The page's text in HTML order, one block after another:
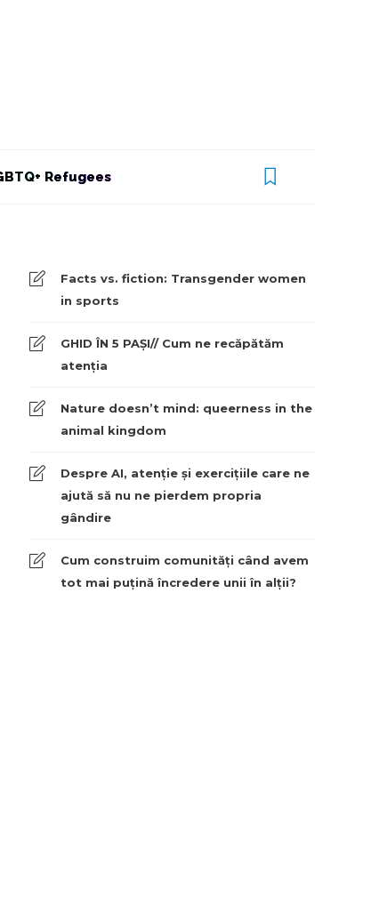
Refugees
Facts vs. fiction: Transgender women
in sports
GHID ÎN 5 PAȘI// Cum ne recăpătăm
atenția
Nature doesn’t mind: queerness in the
animal kingdom
Despre AI, atenție și exercițiile care ne
ajută să nu ne pierdem propria
gândire
Cum construim comunități când avem
tot mai puțină încredere unii în alții?